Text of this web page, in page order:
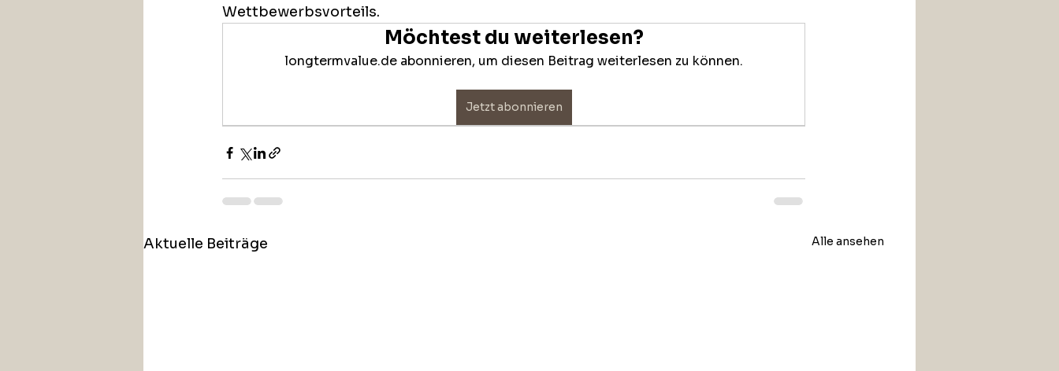
Wettbewerbsvorteils.
Möchtest du weiterlesen?
longtermvalue.de abonnieren, um diesen Beitrag weiterlesen zu können.
Jetzt abonnieren
Aktuelle Beiträge Alle ansehen